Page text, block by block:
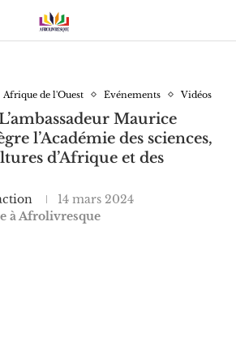
Afrique de l'Ouest Événements Vidéos
Maurice
l’Académie des sciences,
d’Afrique et des
14 mars 2024
à Afrolivresque